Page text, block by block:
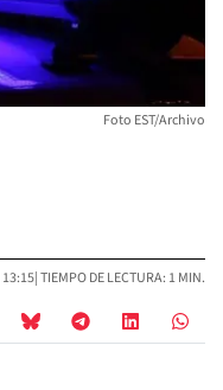
Foto EST/Archivo
13:15| TIEMPO DE LECTURA: 1 MIN.